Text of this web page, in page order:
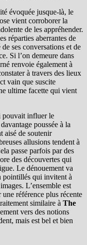
évoquée jusque-là, le
vient corroborer la
de les appréhender.
réparties aberrantes de
ses conversations et de
Si l’on demeure dans
renvoie également à
à travers des lieux
vain que suscite
ultime facette qui vient
pouvait influer le
poussée à la
aisé de soutenir
allusions tendent à
passe parfois par des
des découvertes qui
Le dénouement va
pointillés qui invitent à
L’ensemble est
une référence plus récente
similaire à The
vers des notions
mais est bel et bien